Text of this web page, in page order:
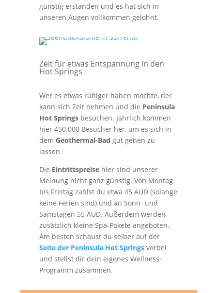
günstig erstanden und es hat sich in
unseren Augen vollkommen gelohnt.
Zeit für etwas Entspannung in den
Hot Springs
Wer es etwas ruhiger haben möchte, der
kann sich Zeit nehmen und die Peninsula
Hot Springsbesuchen. Jährlich kommen
hier 450.000 Besucher her, um es sich in
dem Geothermal-Bad gut gehen zu
lassen.
Die Eintrittspreisehier sind unserer
Meinung nicht ganz günstig. Von Montag
bis Freitag zahlst du etwa 45 AUD (solange
keine Ferien sind) und an Sonn- und
Samstagen 55 AUD. Außerdem werden
zusätzlich kleine Spa-Pakete angeboten.
Am besten schaust du selber auf der
Seite der Peninsula Hot Springsvorbei
und stellst dir dein eigenes Wellness-
Programm zusammen.